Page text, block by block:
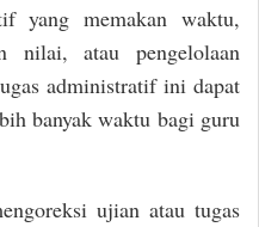
yang memakan waktu,
nilai, atau pengelolaan
administratif ini dapat
banyak waktu bagi guru
ujian atau tugas